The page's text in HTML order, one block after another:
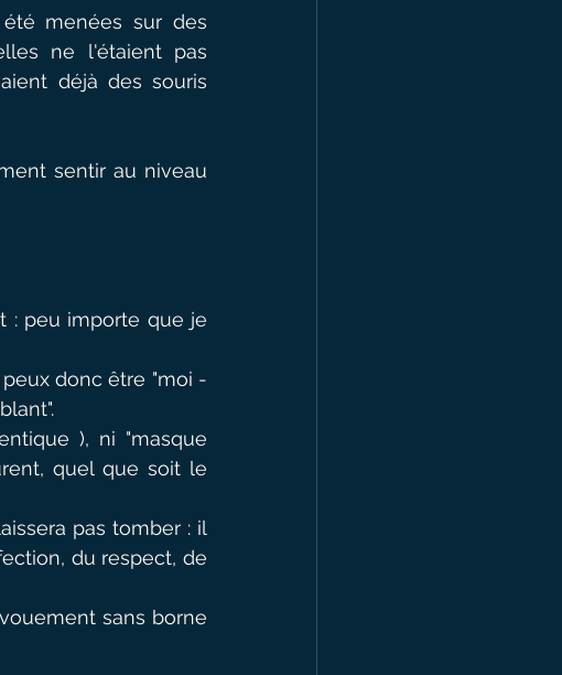
menées sur des
ne l'étaient pas
déjà des souris
sentir au niveau
: peu importe que je
donc être "moi -
), ni "masque
quel que soit le
pas tomber : il
du respect, de
sans borne